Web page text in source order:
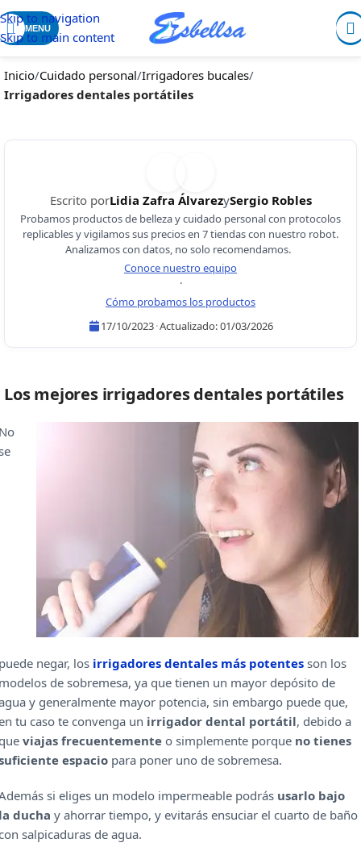
Skip to navigation
Skip to main content
MENU
Inicio/Cuidado personal/Irrigadores bucales/
Irrigadores dentales portátiles
Escrito porLidia Zafra ÁlvarezySergio Robles
Probamos productos de belleza y cuidado personal con protocolos
replicables y vigilamos sus precios en 7 tiendas con nuestro robot.
Analizamos con datos, no solo recomendamos.
Conoce nuestro equipo
·
Cómo probamos los productos
17/10/2023·Actualizado:01/03/2026
Los mejores irrigadores dentales portátiles
negar, los irrigadores dentales más potentes son los
de sobremesa, ya que tienen un mayor depósito de
y generalmente mayor potencia, sin embargo puede que,
tu caso te convenga un irrigador dental portátil, debido a
viajas frecuentemente o simplemente porque no tienes
espacio para poner uno de sobremesa.
si eliges un modelo impermeable podrás usarlo bajo
ducha y ahorrar tiempo, y evitarás ensuciar el cuarto de baño
salpicaduras de agua.